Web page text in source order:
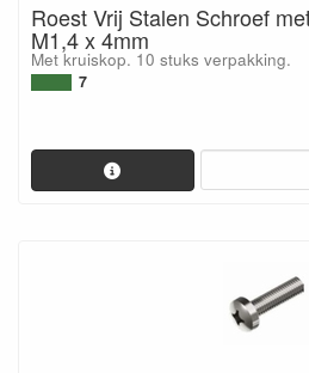
Roest Vrij Stalen Schroef
M1,4 x 4mm
Met kruiskop. 10 stuks verpakking.
7